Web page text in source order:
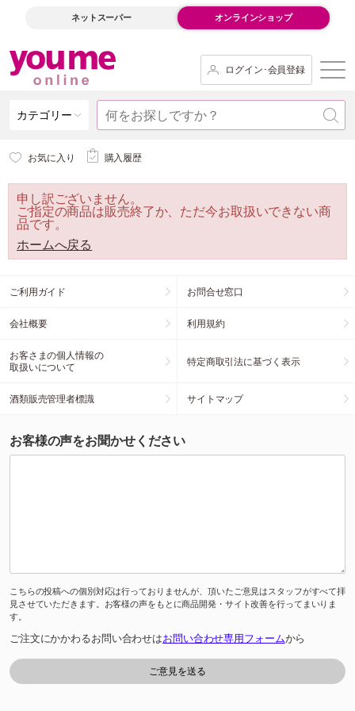
ネットスーパー オンラインショップ
ログイン･会員登録
カテゴリー
お気に入り 購入履歴
申し訳ございません。
ご指定の商品は販売終了か、ただ今お取扱いできない商
品です。
ホームへ戻る
ご利用ガイド お問合せ窓口
会社概要 利用規約
お客さまの個人情報の
取扱いについて
特定商取引法に基づく表示
酒類販売管理者標識 サイトマップ
お客様の声をお聞かせください
こちらの投稿への個別対応は行っておりませんが、頂いたご意見はスタッフがすべて拝
見させていただきます。お客様の声をもとに商品開発・サイト改善を行ってまいりま
す。
ご注文にかかわるお問い合わせはお問い合わせ専用フォームから